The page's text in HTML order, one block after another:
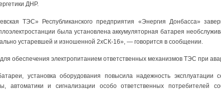
ДНР.
ТЭС» Республиканского предприятия «Энергия Донбасса»
была установлена аккумуляторная батарея
устаревшей и изношенной 2хСК-16», — говорится в сообщении.
обеспечения электропитанием ответственных механизмов ТЭС при
установка оборудования повысила надежность эксплуатации
автоматики и сигнализации особо ответственных потребителей